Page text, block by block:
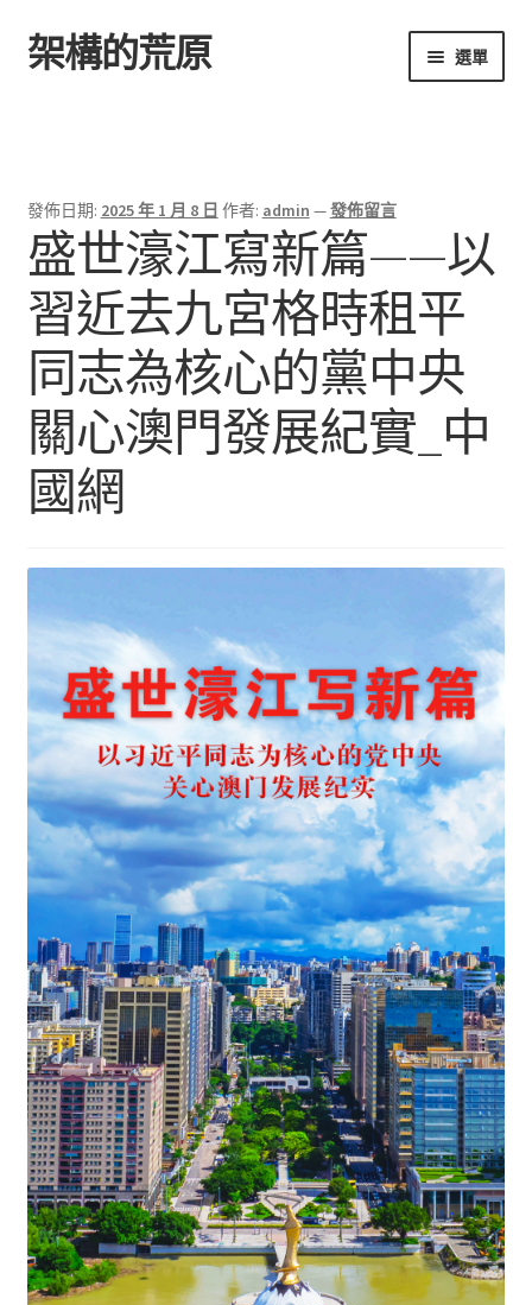
跳
至
跳
至
架構的荒原 選單
發佈日期: 2025 年 1 月 8 日 作者: admin —發佈留言
盛世濠江寫新篇——以
習近去九宮格時租平
同志為核心的黨中央
關心澳門發展紀實_中
國網